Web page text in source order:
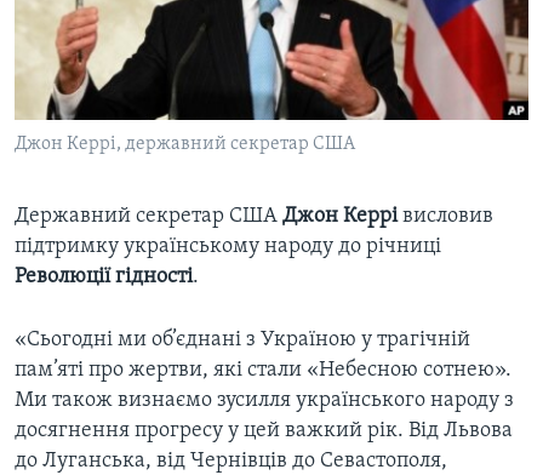
СУСПІЛЬСТВО
ЕКОНОМІКА
ІСТОРІЇ УСПІХУ УКРАЇНЦІВ
ТЕЛЕПРОГРАМИ
ЧАС-TIME
БРИФІНГ ГОЛОСУ АМЕРИКИ
ВІКНО В АМЕРИКУ
ПРАЙМ-ТАЙМ
ENGLISH
Learning English
МИ В СОЦМЕРЕЖАХ
Мови
Джон Керрі, державний секретар США
Державний секретар США Джон Керрівисловив
підтримку українському народу до річниці
Революції гідності.
«Сьогодні ми об’єднані з Україною у трагічній
пам’яті про жертви, які стали «Небесною сотнею».
Ми також визнаємо зусилля українського народу з
досягнення прогресу у цей важкий рік. Від Львова
до Луганська, від Чернівців до Севастополя,